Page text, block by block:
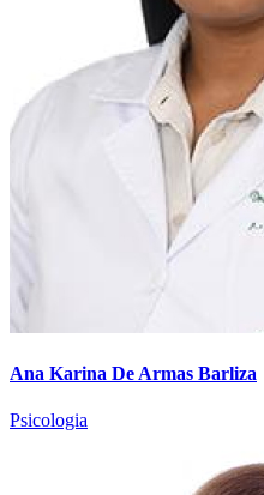
Ana Karina De Armas Barliza
Psicologia